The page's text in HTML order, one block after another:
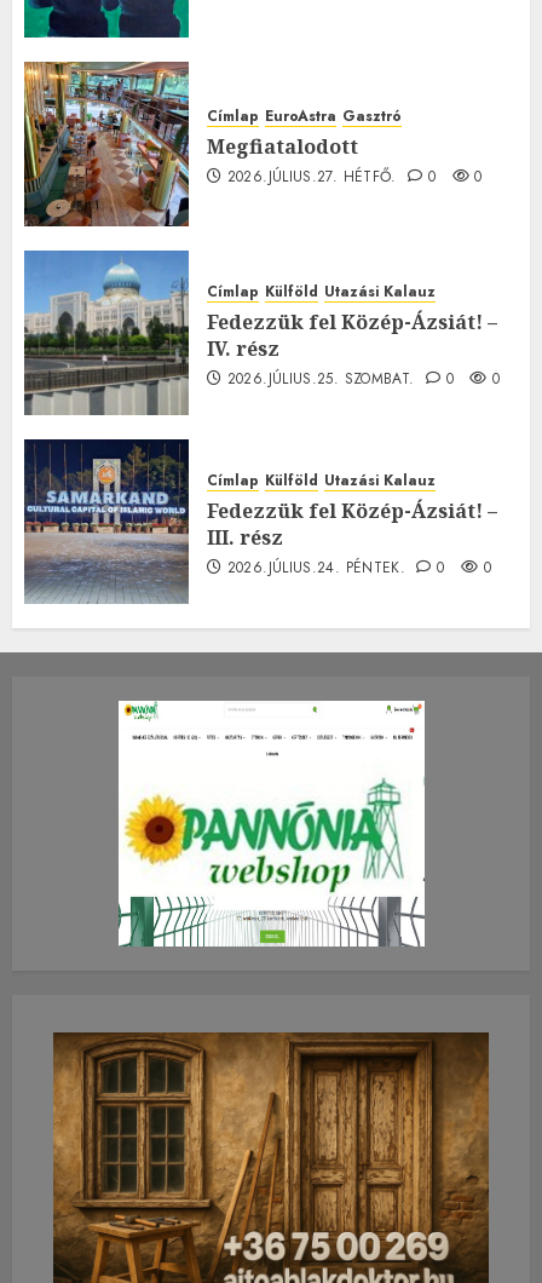
Címlap EuroAstra Gasztró
Megfiatalodott
2026.JÚLIUS.27. HÉTFŐ. 0 0
Címlap Külföld Utazási Kalauz
Fedezzük fel Közép-Ázsiát! –
IV. rész
2026.JÚLIUS.25. SZOMBAT. 0 0
Címlap Külföld Utazási Kalauz
Fedezzük fel Közép-Ázsiát! –
III. rész
2026.JÚLIUS.24. PÉNTEK. 0 0